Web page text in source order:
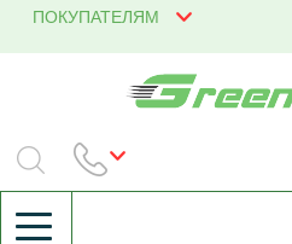
ПОКУПАТЕЛЯМ